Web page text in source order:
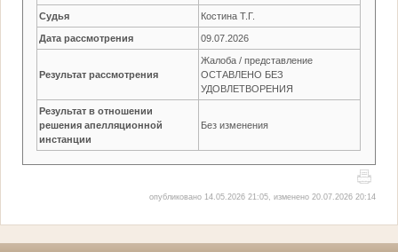
Судья Костина Т.Г.
Дата рассмотрения 09.07.2026
Результат рассмотрения
Жалоба / представление
ОСТАВЛЕНО БЕЗ
УДОВЛЕТВОРЕНИЯ
Результат в отношении
решения апелляционной
инстанции
Без изменения
опубликовано 14.05.2026 21:05, изменено 20.07.2026 20:14